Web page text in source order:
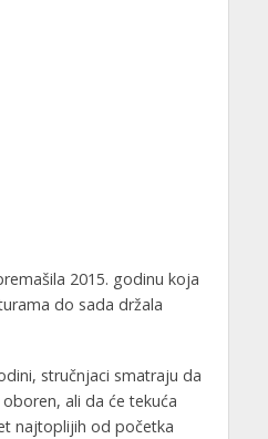
2015. godinu koja
do sada držala
stručnjaci smatraju da
ali da će tekuća
najtoplijih od početka